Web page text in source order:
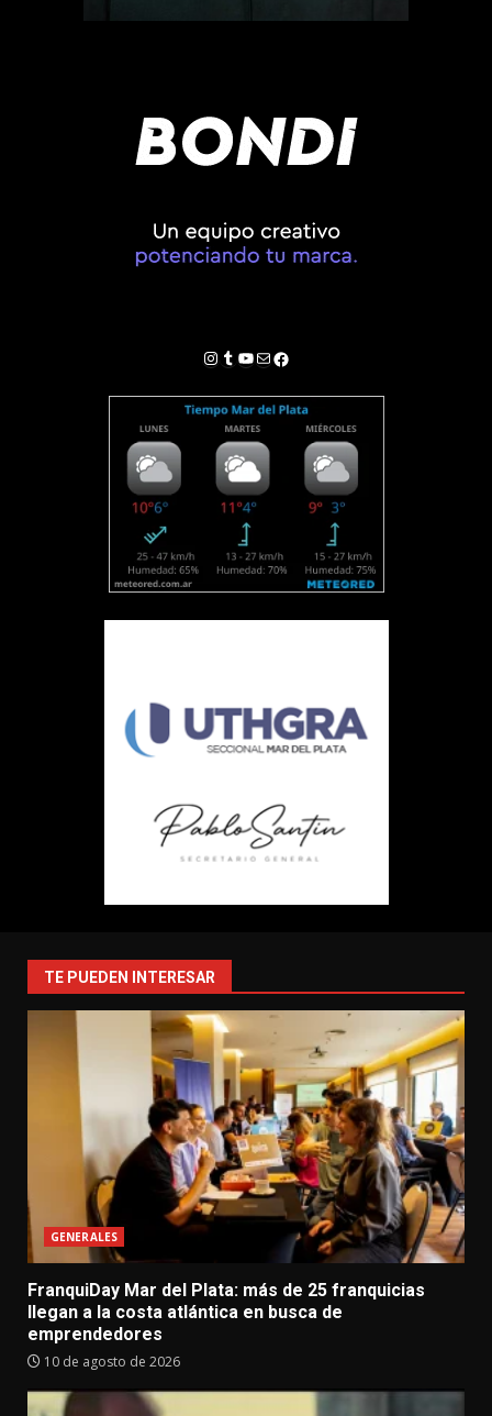
Instagram
Tumblr
YouTube
Correo electrónico
Facebook
TE PUEDEN INTERESAR
GENERALES
FranquiDay Mar del Plata: más de 25 franquicias
llegan a la costa atlántica en busca de
emprendedores
10 de agosto de 2026